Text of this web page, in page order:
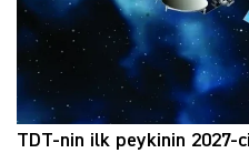
TDT-nin ilk peykinin 2027-